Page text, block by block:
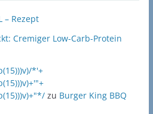
– Rezept
Cremiger Low-Carb-Protein
*'+
zu Burger King BBQ